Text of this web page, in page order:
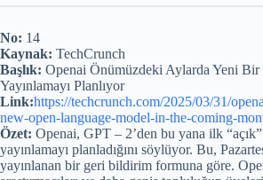
No: 14
Kaynak: TechCrunch
Başlık: Openai Önümüzdeki Aylarda Yeni Bir
Yayınlamayı Planlıyor
Link:https://techcrunch.com/2025/03/31/
new-open-language-model-in-the-coming-
Özet: Openai, GPT – 2’den bu yana ilk
yayınlamayı planladığını söylüyor. Bu,
yayınlanan bir geri bildirim formuna göre.